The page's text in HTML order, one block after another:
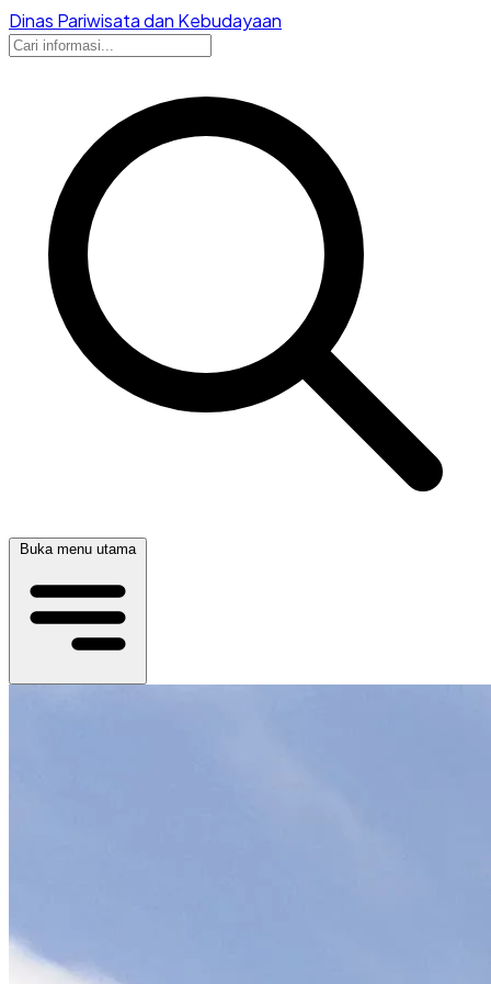
Dinas Pariwisata dan Kebudayaan
Buka menu utama